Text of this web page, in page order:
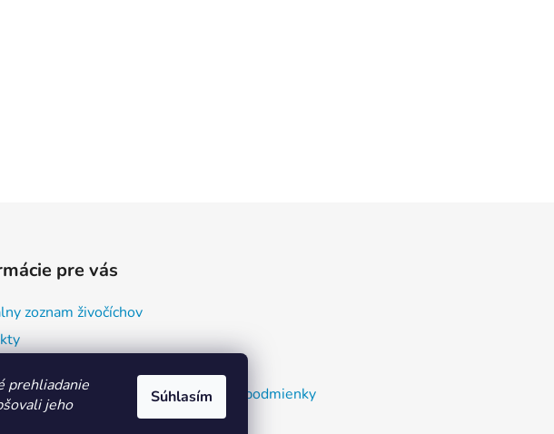
prehliadanie
jeho
Súhlasím
pre vás
zoznam živočíchov
obchodné podmienky a dodacie podmienky